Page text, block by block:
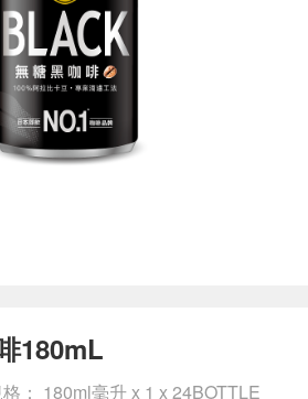
180mL
： 180ml毫升 x 1 x 24BOTTLE